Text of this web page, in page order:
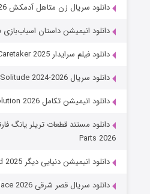
دانلود سریال زن متاهل آدمکش A Bona Fide Killer 2026
دانلود انیمیشن داستان اسباب‌بازی ۵ Toy Story 5 (2026)
دانلود فیلم سرایدار The Caretaker 2025
دانلود سریال One Hundred Years of Solitude 2024-2026
دانلود انیمیشن تکامل Evolution 2026
Parts 2026
دانلود انیمیشن دنیایی دیگر Another World 2025
دانلود سریال قصر شرقی The East Palace 2026